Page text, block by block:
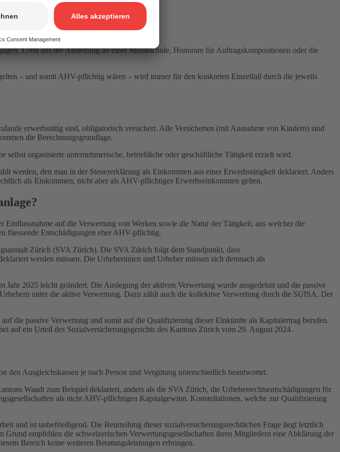
Lohn aus der Anstellung an einer Musikschule, Honorare für Auftragskompositionen oder die
– und somit AHV-pflichtig wären – wird immer für den konkreten Einzelfall durch die jeweils
erwerbstätig sind, obligatorisch versichert. Alle Versicherten (mit Ausnahme von Kindern) sind
die Berechnungsgrundlage.
organisierte unternehmerische, betriebliche oder geschäftliche Tätigkeit erzielt wird.
werden, den man in der Steuererklärung als Einkommen aus einer Erwerbstätigkeit deklariert. Anders
als Einkommen, nicht aber als AHV-pflichtiges Erwerbseinkommen gelten.
auf die Verwertung von Werken sowie die Natur der Tätigkeit, aus welcher die
fliessende Entschädigungen eher AHV-pflichtig.
Zürich (SVA Zürich). Die SVA Zürich folgt dem Standpunkt, dass
werden müssen. Die Urheberinnen und Urheber müssen sich demnach als
2025 leicht geändert. Die Auslegung der aktiven Verwertung wurde ausgedehnt und die passive
unter die aktive Verwertung. Dazu zählt auch die kollektive Verwertung durch die SUISA. Der
die passive Verwertung und somit auf die Qualifizierung dieser Einkünfte als Kapitalertrag berufen.
auf ein Urteil des Sozialversicherungsgerichts des Kantons Zürich vom 29. August 2024.
Ausgleichskassen je nach Person und Vergütung unterschiedlich beantwortet.
Waadt zum Beispiel deklariert, anders als die SVA Zürich, die Urheberrechtsentschädigungen für
als nicht AHV-pflichtigen Kapitalgewinn. Konstellationen, welche zur Qualifizierung
und ist unbefriedigend. Die Beurteilung dieser sozialversicherungsrechtlichen Frage liegt letztlich
empfehlen die schweizerischen Verwertungsgesellschaften ihren Mitgliedern eine Abklärung der
Bereich keine weiteren Beratungsleistungen erbringen.